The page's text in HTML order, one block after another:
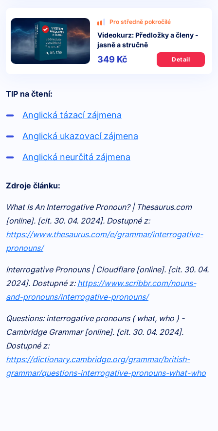
Pro středně pokročilé
Videokurz: Předložky a členy -
jasně a stručně
349 Kč Detail
TIP na čtení:
Anglická tázací zájmena
Anglická ukazovací zájmena
Anglická neurčitá zájmena
Zdroje článku:
What Is An Interrogative Pronoun? | Thesaurus.com
[online]. [cit. 30. 04. 2024]. Dostupné z:
https://www.thesaurus.com/e/grammar/interrogative-
pronouns/
Interrogative Pronouns | Cloudflare [online]. [cit. 30. 04.
2024]. Dostupné z: https://www.scribbr.com/nouns-
and-pronouns/interrogative-pronouns/
Questions: interrogative pronouns ( what, who ) -
Cambridge Grammar [online]. [cit. 30. 04. 2024].
Dostupné z:
https://dictionary.cambridge.org/grammar/british-
grammar/questions-interrogative-pronouns-what-who